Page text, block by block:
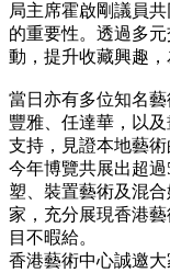
局主席霍啟剛議員
的重要性。透過多
動，提升收藏興趣，
當日亦有多位知名
豐雅、任達華，以
支持，見證本地藝術
今年博覽共展出超
塑、裝置藝術及混
家，充分展現香港
目不暇給。
香港藝術中心誠邀